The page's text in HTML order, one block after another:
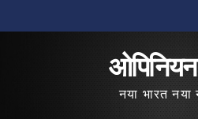
to
नया भारत नया